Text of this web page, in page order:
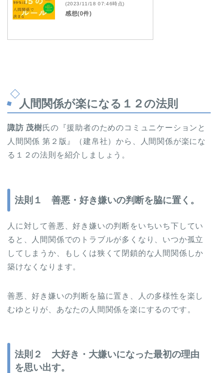
(2023/11/18 07:46時点)
感想(0件)
人間関係が楽になる１２の法則
諏訪 茂樹氏の『援助者のためのコミュニケーションと
人間関係 第２版』（建帛社）から、人間関係が楽にな
る１２の法則を紹介しましょう。
法則１ 善悪・好き嫌いの判断を脇に置く。
人に対して善悪、好き嫌いの判断をいちいち下してい
ると、人間関係でのトラブルが多くなり、いつか孤立
してしまうか、もしくは狭くて閉鎖的な人間関係しか
築けなくなります。
善悪、好き嫌いの判断を脇に置き、人の多様性を楽し
むゆとりが、あなたの人間関係を楽にするのです。
法則２ 大好き・大嫌いになった最初の理由
を思い出す。